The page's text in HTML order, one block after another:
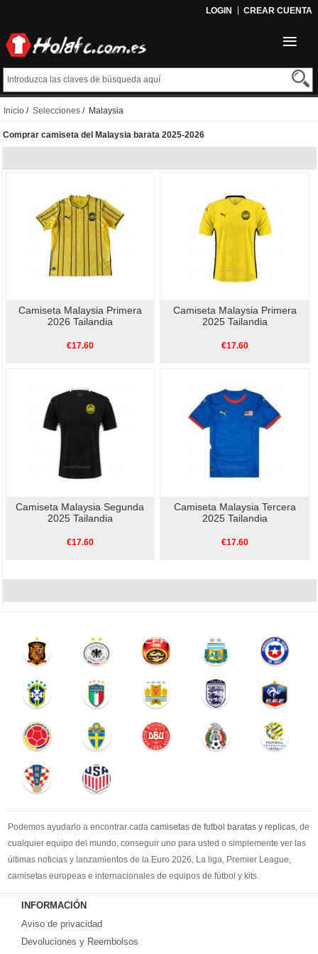
LOGIN CREAR CUENTA
Inicio / Selecciones / Malaysia
Comprar camiseta del Malaysia barata 2025-2026
Camiseta Malaysia Primera
2026 Tailandia
€17.60
Camiseta Malaysia Primera
2025 Tailandia
€17.60
Camiseta Malaysia Segunda
2025 Tailandia
€17.60
Camiseta Malaysia Tercera
2025 Tailandia
€17.60
Podemos ayudarlo a encontrar cada camisetas de futbol baratas y replicas, de
cualquier equipo del mundo, conseguir uno para usted o simplemente ver las
últimas noticias y lanzamientos de la Euro 2026, La liga, Premier League,
camisetas europeas e internacionales de equipos de fútbol y kits.
Comprecamisetas de futbol baratasen la tienda deportiva más grande de
Europa. ¡Grandes ofertas en todas las camisetas del club de fútbol, ​​kits
europeos e internacionales, todo a los precios más bajos!
Compre nuestra gran selección de
INFORMACIÓN
Aviso de privacidad
Devoluciones y Reembolsos